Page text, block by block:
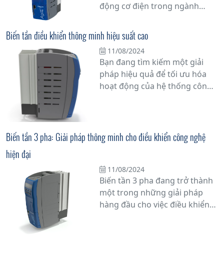
động cơ điện trong ngành
dòng biến tần Bonfiglioli
AGL402 - sự kết hợp hoàn hảo
giữa công nghệ tiên tiến và độ
tin cậy vững chắc của thương
hiệu Bonfiglioli.
Biến tần điều khiển thông minh hiệu suất cao
11/08/2024
Bạn đang tìm kiếm một giải
pháp hiệu quả để tối ưu hóa
hoạt động của hệ thống công
cao từ Bonfiglioli, phân phối
bởi Tân Đạt Thắng. Đây là một
giúp điều khiển tốc độ và mô-
men của động cơ điện một
cách chính xác và linh hoạt.
Biến tần 3 pha: Giải pháp thông minh cho điều khiển công nghệ
hiện đại
11/08/2024
Biến tần 3 pha đang trở thành
một trong những giải pháp
hàng đầu cho việc điều khiển